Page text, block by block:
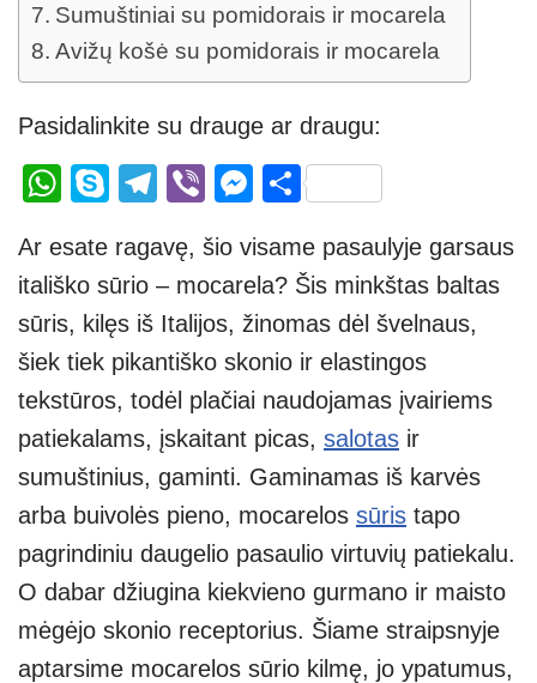
Sumuštiniai su pomidorais ir mocarela
Avižų košė su pomidorais ir mocarela
Pasidalinkite su drauge ar draugu:
W
at
s
A
p
p
S
p
e
T
e
gr
a
m
Vi
er
M
ss
e
n
g
er
S
ar
e
Ar esate ragavę, šio visame pasaulyje garsaus
itališko sūrio – mocarela? Šis minkštas baltas
sūris, kilęs iš Italijos, žinomas dėl švelnaus,
šiek tiek pikantiško skonio ir elastingos
tekstūros, todėl plačiai naudojamas įvairiems
patiekalams, įskaitant picas, salotas ir
sumuštinius, gaminti. Gaminamas iš karvės
arba buivolės pieno, mocarelos sūris tapo
pagrindiniu daugelio pasaulio virtuvių patiekalu.
O dabar džiugina kiekvieno gurmano ir maisto
mėgėjo skonio receptorius. Šiame straipsnyje
aptarsime mocarelos sūrio kilmę, jo ypatumus,